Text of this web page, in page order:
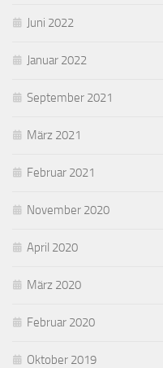
Juni 2022
Januar 2022
September 2021
März 2021
Februar 2021
November 2020
April 2020
März 2020
Februar 2020
Oktober 2019